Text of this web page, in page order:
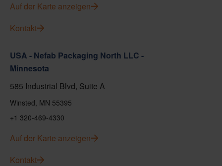
Auf der Karte anzeigen
Kontakt
USA - Nefab Packaging North LLC -
Minnesota
585 Industrial Blvd, Suite A
Winsted, MN 55395
+1 320-469-4330
Auf der Karte anzeigen
Kontakt